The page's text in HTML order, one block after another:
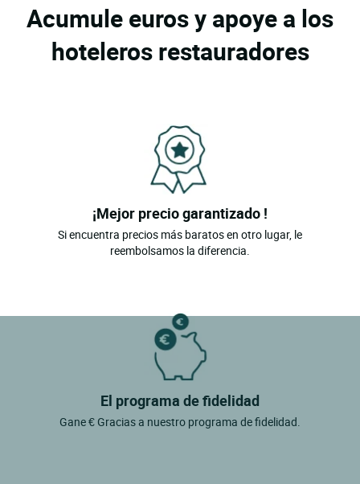
Acumule euros y apoye a los
hoteleros restauradores
¡Mejor precio garantizado !
Si encuentra precios más baratos en otro lugar, le
reembolsamos la diferencia.
El programa de fidelidad
Gane € Gracias a nuestro programa de fidelidad.